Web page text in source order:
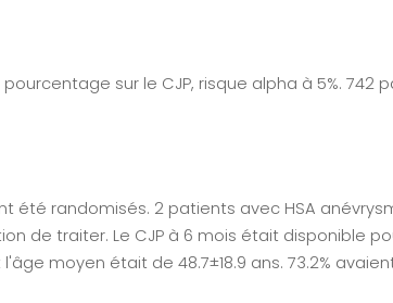
sur le CJP, risque alpha à 5%.
été randomisés. 2 patients avec HSA
de traiter. Le CJP à 6 mois était disponible
moyen était de 48.7±18.9 ans. 73.2%